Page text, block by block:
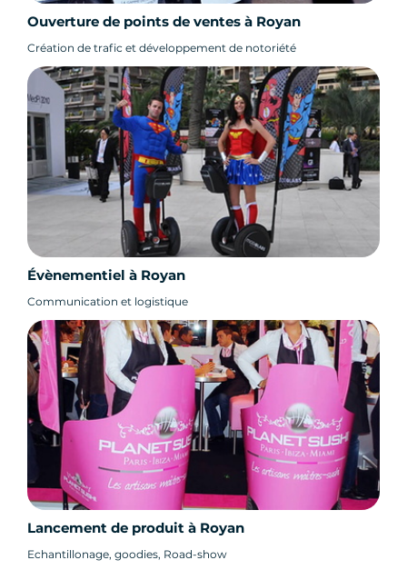
Ouverture de points de ventes à Royan
Création de trafic et développement de notoriété
Évènementiel à Royan
Communication et logistique
Lancement de produit à Royan
Echantillonage, goodies, Road-show